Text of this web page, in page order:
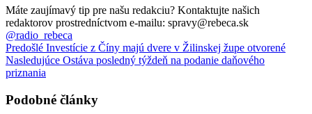
Máte zaujímavý tip pre našu redakciu? Kontaktujte našich
redaktorov prostredníctvom e-mailu: spravy@rebeca.sk
@radio_rebeca
Predošlé Investície z Číny majú dvere v Žilinskej župe otvorené
Nasledujúce Ostáva posledný týždeň na podanie daňového
priznania
Podobné články